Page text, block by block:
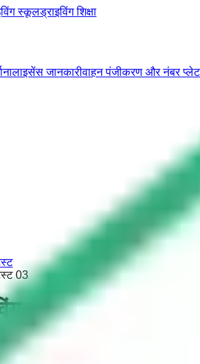
स्कूलड्राइविंग शिक्षा
लाइसेंस जानकारीवाहन पंजीकरण और नंबर प्लेट
03
टेस्ट 03